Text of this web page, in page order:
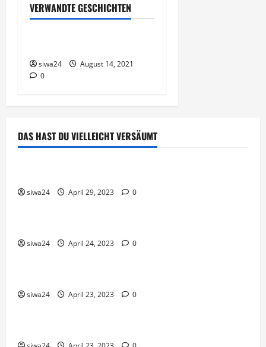
VERWANDTE GESCHICHTEN
Gesunde Ernährung
siwa24
August 14, 2021
0
DAS HAST DU VIELLEICHT VERSÄUMT
Brot & Brötchen
siwa24 April 29, 2023 0
Pfannen-Gerichte Rezepte
siwa24 April 24, 2023 0
Brot & Brötchen
siwa24 April 23, 2023 0
Brot & Brötchen